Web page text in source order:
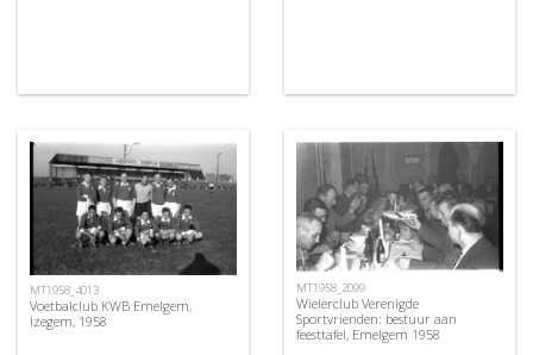
MT1958_4013
Voetbalclub KWB Emelgem,
Izegem, 1958
MT1958_2099
Wielerclub Verenigde
Sportvrienden: bestuur aan
feesttafel, Emelgem 1958